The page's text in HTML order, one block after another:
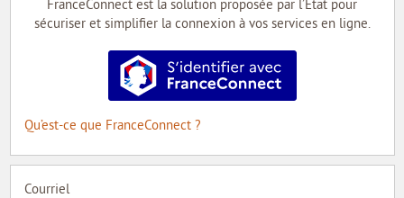
MES DEMANDES
MON PORTE-DOCUMENTS
INTERNE
FranceConnect est la solution proposée par l’État pour
sécuriser et simplifier la connexion à vos services en ligne.
S’identifier avec FranceConnect
Qu’est-ce que FranceConnect ?
Courriel